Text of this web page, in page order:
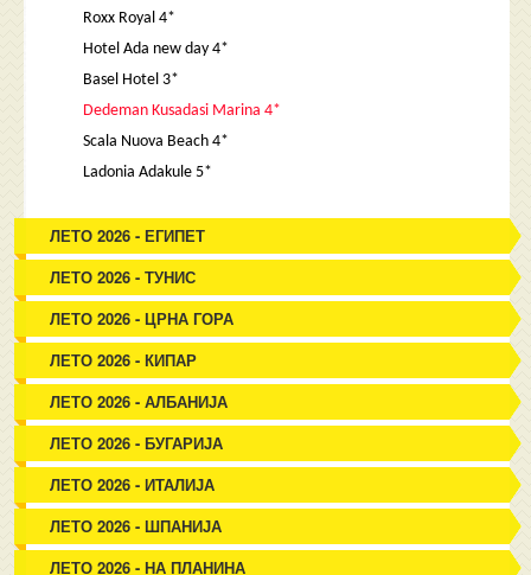
Roxx Royal 4*
Hotel Ada new day 4*
Basel Hotel 3*
Dedeman Kusadasi Marina 4*
Scala Nuova Beach 4*
Ladonia Adakule 5*
ЛЕТО 2026 - ЕГИПЕТ
ЛЕТО 2026 - ТУНИС
ЛЕТО 2026 - ЦРНА ГОРА
ЛЕТО 2026 - КИПАР
ЛЕТО 2026 - АЛБАНИЈА
ЛЕТО 2026 - БУГАРИЈА
ЛЕТО 2026 - ИТАЛИЈА
ЛЕТО 2026 - ШПАНИЈА
ЛЕТО 2026 - НА ПЛАНИНА